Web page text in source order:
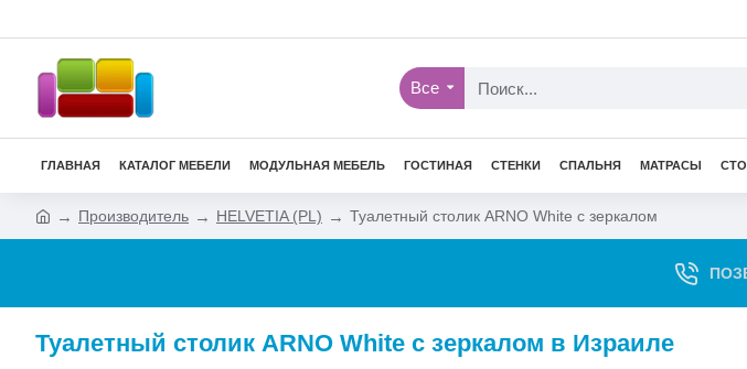
Все
ГЛАВНАЯ КАТАЛОГ МЕБЕЛИ МОДУЛЬНАЯ МЕБЕЛЬ ГОСТИНАЯ СТЕНКИ СПАЛЬНЯ МАТРАСЫ
Производитель HELVETIA (PL) Туалетный столик ARNO White с зеркалом
Туалетный столик ARNO White с зеркалом в Израиле